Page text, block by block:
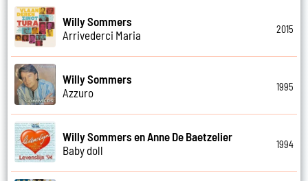
Willy Sommers
Arrivederci Maria
2015
Willy Sommers
Azzuro
1995
Willy Sommers en Anne De Baetzelier
Baby doll
1994